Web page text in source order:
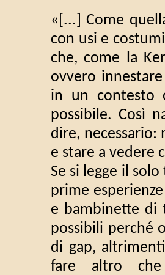
«[...] Come
con usi e
che, come la
ovvero
in un contesto
possibile. Così
dire,
e stare a vedere
Se si legge il
prime
e bambinette di
possibili perché
di gap,
fare altro